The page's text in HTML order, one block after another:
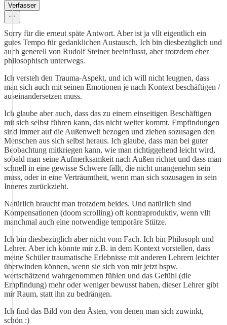
Verfasser
Sorry für die erneut späte Antwort. Aber ist ja vllt eigentlich ein
gutes Tempo für gedanklichen Austausch. Ich bin diesbezüglich und
auch generell von Rudolf Steiner beeinflusst, aber trotzdem eher
philosophisch unterwegs.
Ich versteh den Trauma-Aspekt, und ich will nicht leugnen, dass
man sich auch mit seinen Emotionen je nach Kontext beschäftigen /
auseinandersetzen muss.
Ich glaube aber auch, dass das zu einem einseitigen Beschäftigen
mit sich selbst führen kann, das nicht weiter kommt. Empfindungen
sind immer auf die Außenwelt bezogen und ziehen sozusagen den
Menschen aus sich selbst heraus. Ich glaube, dass man bei guter
Beobachtung mitkriegen kann, wie man richtiggehend leicht wird,
sobald man seine Aufmerksamkeit nach Außen richtet und dass man
schnell in eine gewisse Schwere fällt, die nicht unangenehm sein
muss, oder in eine Verträumtheit, wenn man sich sozusagen in sein
Inneres zurückzieht.
Natürlich braucht man trotzdem beides. Und natürlich sind
Kompensationen (doom scrolling) oft kontraproduktiv, wenn vllt
manchmal auch eine notwendige temporäre Stütze.
Ich bin diesbezüglich aber nicht vom Fach. Ich bin Philosoph und
Lehrer. Aber ich könnte mir z.B. in dem Kontext vorstellen, dass
meine Schüler traumatische Erlebnisse mit anderen Lehrern leichter
überwinden können, wenn sie sich von mir jetzt bspw.
wertschätzend wahrgenommen fühlen und das Gefühl (die
Empfindung) mehr oder weniger bewusst haben, dieser Lehrer gibt
mir Raum, statt ihn zu bedrängen.
Ich find das Bild von den Ästen, von denen man sich zuwinkt,
schön :)